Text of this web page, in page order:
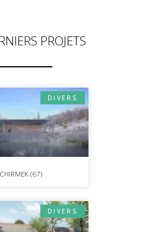
PROJETS
DIVERS
(67)
DIVERS